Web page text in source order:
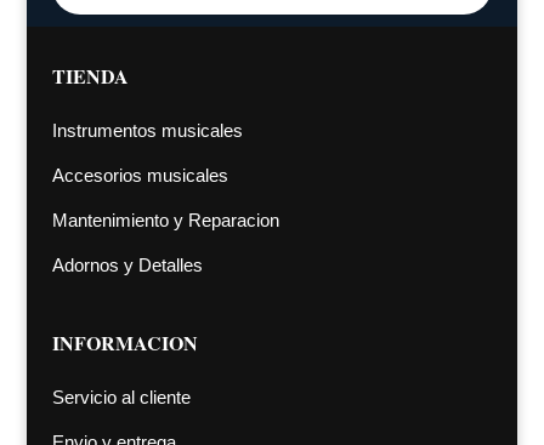
TIENDA
Instrumentos musicales
Accesorios musicales
Mantenimiento y Reparacion
Adornos y Detalles
INFORMACION
Servicio al cliente